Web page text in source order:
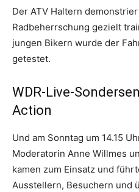
Der ATV Haltern
Radbeherrschung gezielt
jungen Bikern wurde der
getestet.
WDR-Live-
Action
Und am Sonntag um 14.15
Moderatorin Anne Willmes
kamen zum Einsatz und
Ausstellern, Besuchern und